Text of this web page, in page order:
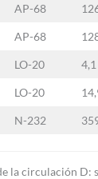
AP-68
AP-68
LO-20 4,1
LO-20
N-232
la circulación D: